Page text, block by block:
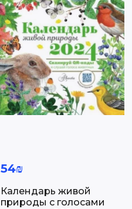
Календарь живой
природы с голосами
54₪